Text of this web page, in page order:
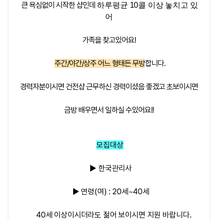
큰 욕심없이 시작한 샵인데하루평균 10콜 이상 놓치고 있
어
가족을 찾고있어요!
주간/야간/상주 어느 형태든 무방합니다.
경력자분이시면 건전샵 근무하신 경력이셨음 좋겠고 초보이시면
금방 배우면서 일하실 수있어요!!
모집대상
▶ 한국관리사
▶ 연령(여) : 20세~40세
40세 이상이시더라도 젊어 보이시면 지원 바랍니다.